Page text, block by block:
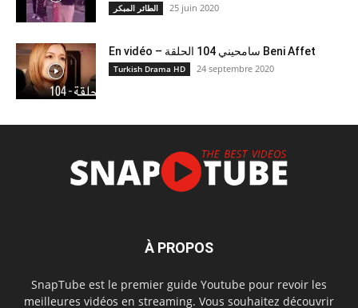
الطائر المبكر 25 juin 2020
En vidéo – سامحيني 104 الحلقة Beni Affet
Turkish Drama HD 24 septembre 2020
À PROPOS
SnapTube est le premier guide Youtube pour revoir les
meilleures vidéos en streaming. Vous souhaitez découvrir